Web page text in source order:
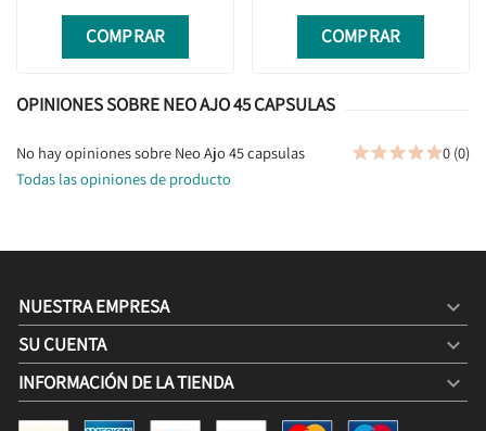
COMPRAR COMPRAR
OPINIONES SOBRE NEO AJO 45 CAPSULAS
No hay opiniones sobre Neo Ajo 45 capsulas 0 (0)
Todas las opiniones de producto
NUESTRA EMPRESA 
SU CUENTA 
INFORMACIÓN DE LA TIENDA keyboard_arrow_down